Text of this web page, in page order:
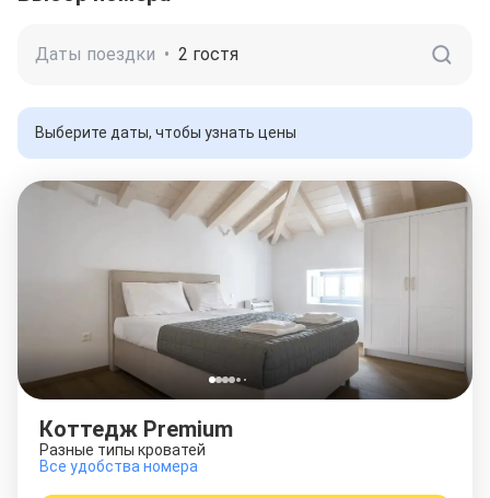
Даты поездки • 2 гостя
Выберите даты, чтобы узнать цены
Коттедж Premium
Разные типы кроватей
Все удобства номера